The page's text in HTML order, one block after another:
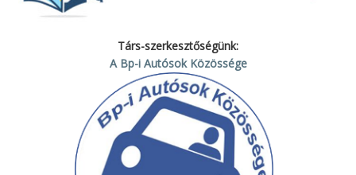
Társ-szerkesztőségünk:
A Bp-i Autósok Közössége